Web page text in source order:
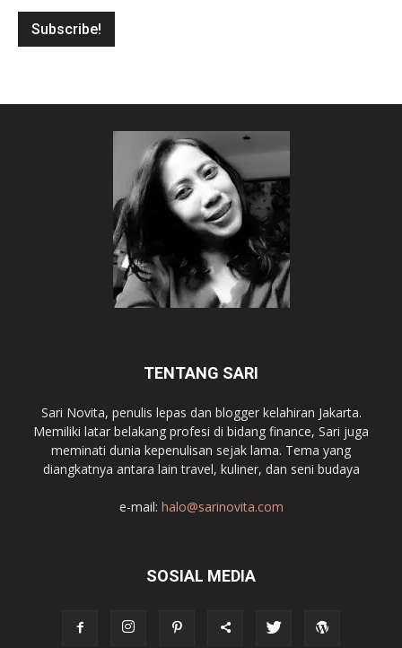
TENTANG SARI
Sari Novita, penulis lepas dan blogger kelahiran Jakarta.
Memiliki latar belakang profesi di bidang finance, Sari juga
meminati dunia kepenulisan sejak lama. Tema yang
diangkatnya antara lain travel, kuliner, dan seni budaya
e-mail: halo@sarinovita.com
SOSIAL MEDIA